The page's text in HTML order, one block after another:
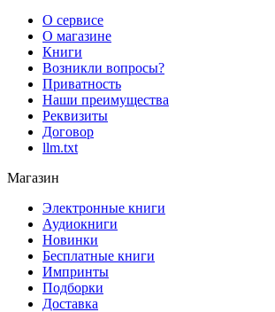
О сервисе
О магазине
Книги
Возникли вопросы?
Приватность
Наши преимущества
Реквизиты
Договор
llm.txt
Магазин
Электронные книги
Аудиокниги
Новинки
Бесплатные книги
Импринты
Подборки
Доставка